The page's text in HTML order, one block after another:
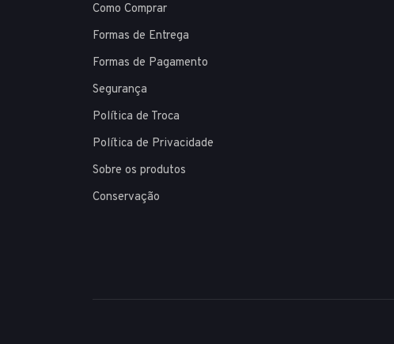
Como Comprar
Formas de Entrega
Formas de Pagamento
Segurança
Política de Troca
Política de Privacidade
Sobre os produtos
Conservação